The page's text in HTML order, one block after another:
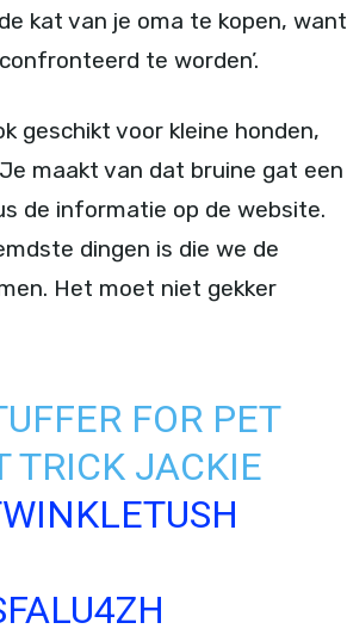
kat van je oma te kopen, want
te worden’.
geschikt voor kleine honden,
maakt van dat bruine gat een
de informatie op de website.
dingen is die we de
Het moet niet gekker
FOR PET
TRICK JACKIE